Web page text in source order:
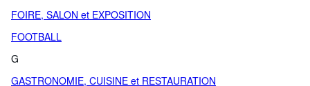
FOIRE, SALON et EXPOSITION
FOOTBALL
G
GASTRONOMIE, CUISINE et RESTAURATION